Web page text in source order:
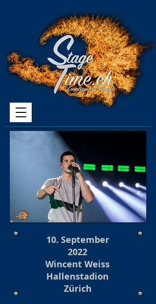
10. September
2022
Wincent Weiss
Hallenstadion
Zürich